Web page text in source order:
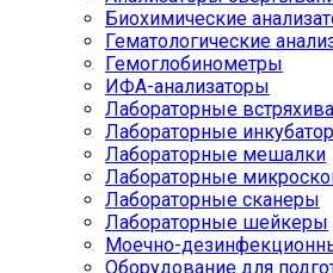
Биохимические
Гематологические
Гемоглобинометры
ИФА-анализаторы
Лабораторные
Лабораторные
Лабораторные мешалки
Лабораторные
Лабораторные сканеры
Лабораторные шейкеры
Моечно-
Оборудование для